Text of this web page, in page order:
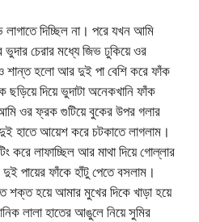
দিচ্ছিল না। পরে যখন আমি
চেরার মধ্যে জিভ ঢুকিয়ে ওর
শান্ত হলো আর দুই পা বেশি করে ফাঁক
দিয়ে ভুদাটা অনেকখানি ফাঁক
ওর ফ্রক গুটিয়ে বুকের উপর গলার
হাতে আয়েশ করে চটকাতে লাগলাম।
করে লাফাচ্ছিল আর মাথা দিয়ে গোল্লার
পায়ের ফাঁকে হাঁটু পেতে বসলাম।
হয়ে আমার মুখের দিকে খাড়া হয়ে
লালা হাতের আঙুলে নিয়ে সুমির